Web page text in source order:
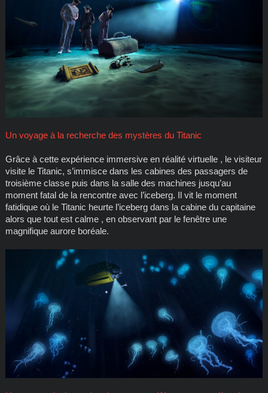
Un voyage à la recherche des mystères du Titanic
Grâce à cette expérience immersive en réalité virtuelle , le visiteur
visite le Titanic, s’immisce dans les cabines des passagers de
troisième classe puis dans la salle des machines jusqu’au
moment fatal de la rencontre avec l’iceberg. Il vit le moment
fatidique où le Titanic heurte l’iceberg dans la cabine du capitaine
alors que tout est calme , en observant par le fenêtre une
magnifique aurore boréale.